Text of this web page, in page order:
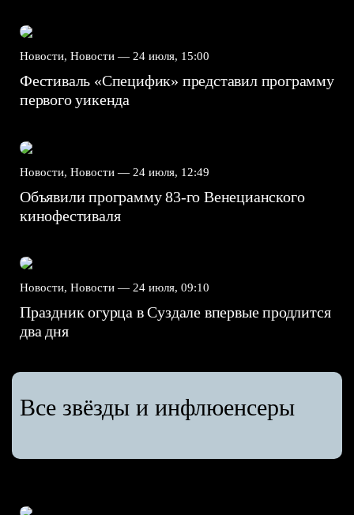
Новости, Новости — 24 июля, 15:00
Фестиваль «Специфик» представил программу
первого уикенда
Новости, Новости — 24 июля, 12:49
Объявили программу 83-го Венецианского
кинофестиваля
Новости, Новости — 24 июля, 09:10
Праздник огурца в Суздале впервые продлится
два дня
Все звёзды и инфлюенсеры